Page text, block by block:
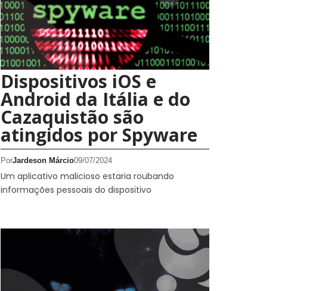
Dispositivos iOS e
Android da Itália e do
Cazaquistão são
atingidos por Spyware
PorJardeson Márcio09/07/2024
Um aplicativo malicioso estaria roubando
informações pessoais do dispositivo